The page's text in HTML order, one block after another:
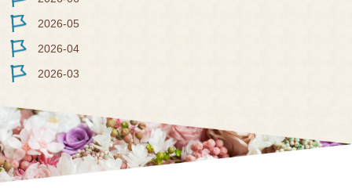
2026-05
2026-04
2026-03